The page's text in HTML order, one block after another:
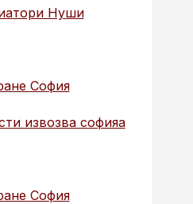
Нуши
София
извозва софияа
София